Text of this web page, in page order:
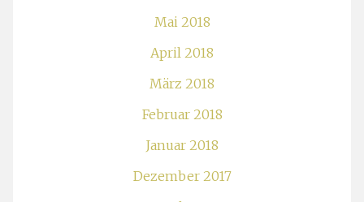
Mai 2018
April 2018
März 2018
Februar 2018
Januar 2018
Dezember 2017